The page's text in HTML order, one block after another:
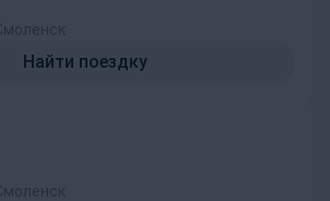
Найти поездку